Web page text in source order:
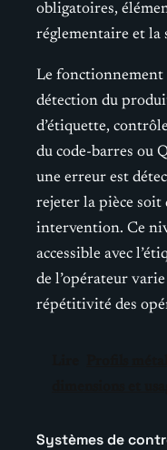
obligatoires,
réglementaire et la
Le fonctionnement
détection du
d’étiquette,
du code-barres ou
une erreur est
rejeter la pièce soit
intervention. Ce
accessible avec
de l’opérateur
répétitivité des
Systèmes de